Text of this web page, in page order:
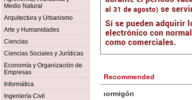
Medio Natural
Arquitectura y Urbanismo
Arte y Humanidades
Ciencias
Ciencias Sociales y Jurídicas
Economía y Organización de
Empresas
Informática
Ingeniería Civil
Recommended
Botánica Agroalimentaria